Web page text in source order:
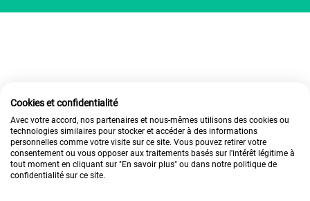
Cookies et confidentialité
Avec votre accord, nos partenaires et nous-mêmes utilisons des cookies ou
technologies similaires pour stocker et accéder à des informations
personnelles comme votre visite sur ce site. Vous pouvez retirer votre
consentement ou vous opposer aux traitements basés sur l'intérêt légitime à
tout moment en cliquant sur "En savoir plus" ou dans notre politique de
confidentialité sur ce site.